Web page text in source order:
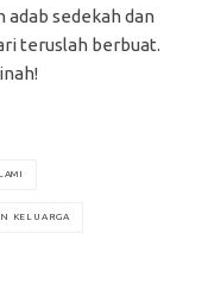
adab sedekah dan
teruslah berbuat.
KELUARGA